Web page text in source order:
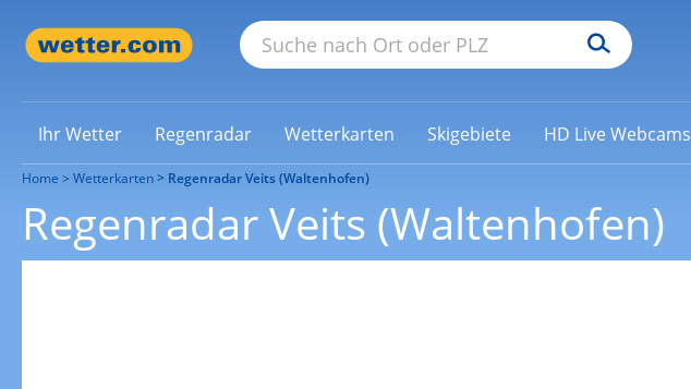
Ihr Wetter Regenradar Wetterkarten Skigebiete HD Live Webcams
Home Wetterkarten Regenradar Veits (Waltenhofen)
Regenradar Veits (Waltenhofen)